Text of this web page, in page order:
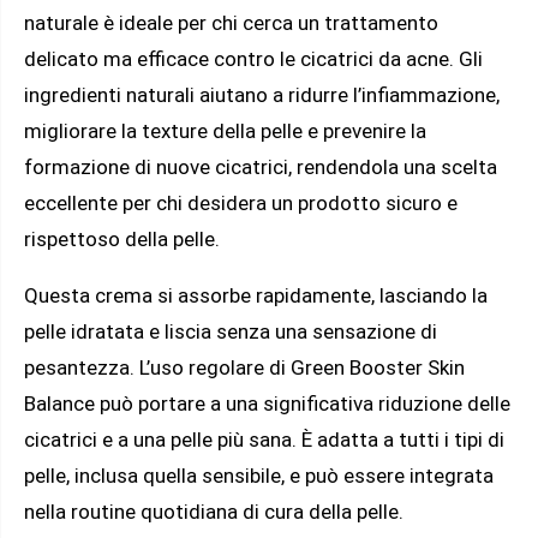
naturale è ideale per chi cerca un trattamento
delicato ma efficace contro le cicatrici da acne. Gli
ingredienti naturali aiutano a ridurre l’infiammazione,
migliorare la texture della pelle e prevenire la
formazione di nuove cicatrici, rendendola una scelta
eccellente per chi desidera un prodotto sicuro e
rispettoso della pelle.
Questa crema si assorbe rapidamente, lasciando la
pelle idratata e liscia senza una sensazione di
pesantezza. L’uso regolare di Green Booster Skin
Balance può portare a una significativa riduzione delle
cicatrici e a una pelle più sana. È adatta a tutti i tipi di
pelle, inclusa quella sensibile, e può essere integrata
nella routine quotidiana di cura della pelle.